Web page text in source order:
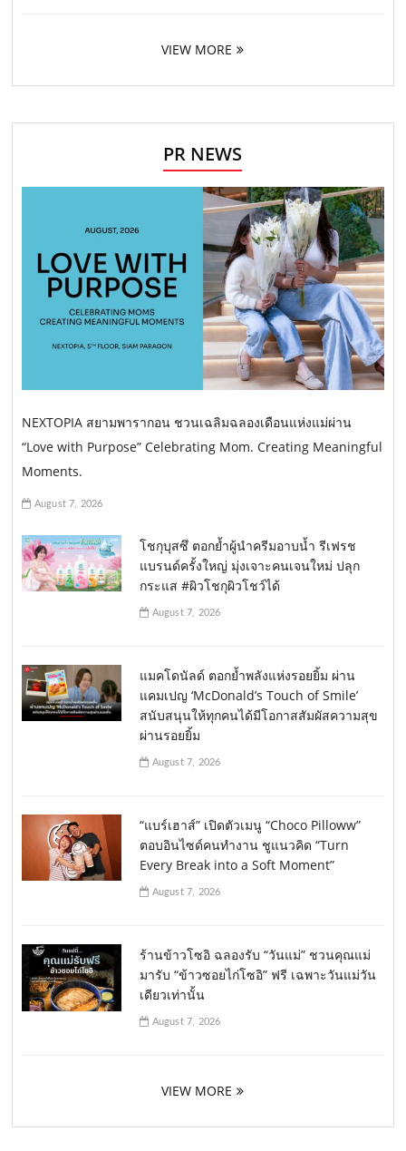
VIEW MORE
PR NEWS
NEXTOPIA สยามพารากอน ชวนเฉลิมฉลองเดือนแห่งแม่ผ่าน
“Love with Purpose” Celebrating Mom. Creating Meaningful
Moments.
August 7, 2026
โชกุบุสซึ ตอกย้ำผู้นำครีมอาบน้ำ รีเฟรช
แบรนด์ครั้งใหญ่ มุ่งเจาะคนเจนใหม่ ปลุก
กระแส #ผิวโชกุผิวโชว์ได้
August 7, 2026
แมคโดนัลด์ ตอกย้ำพลังแห่งรอยยิ้ม ผ่าน
แคมเปญ ‘McDonald’s Touch of Smile’
สนับสนุนให้ทุกคนได้มีโอกาสสัมผัสความสุข
ผ่านรอยยิ้ม
August 7, 2026
“แบร์เฮาส์” เปิดตัวเมนู “Choco Pilloww”
ตอบอินไซด์คนทำงาน ชูแนวคิด “Turn
Every Break into a Soft Moment”
August 7, 2026
ร้านข้าวโซอิ ฉลองรับ “วันแม่” ชวนคุณแม่
มารับ “ข้าวซอยไก่โซอิ” ฟรี เฉพาะวันแม่วัน
เดียวเท่านั้น
August 7, 2026
VIEW MORE